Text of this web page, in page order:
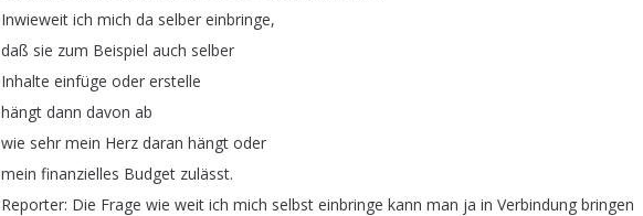
Inwieweit ich mich da selber einbringe,
daß sie zum Beispiel auch selber
Inhalte einfüge oder erstelle
hängt dann davon ab
wie sehr mein Herz daran hängt oder
mein finanzielles Budget zulässt.
Reporter: Die Frage wie weit ich mich selbst einbringe kann man ja in Verbindung bringen